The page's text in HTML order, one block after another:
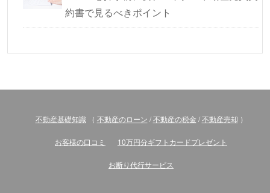
約書で見るべきポイント
不動産基礎知識 （ 不動産のローン /不動産の税金 /不動産売却 ）
お客様の口コミ 10万円分ギフトカードプレゼント
お断り代行サービス